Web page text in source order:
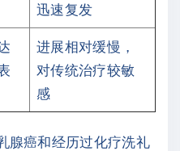
迅速复发
进展相对缓慢，
对传统治疗较敏
感
腺癌和经历过化疗洗礼